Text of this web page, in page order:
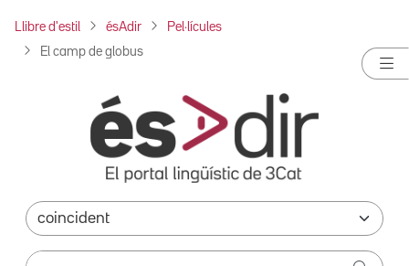
Llibre d'estil ésAdir Pel·lícules
El camp de globus